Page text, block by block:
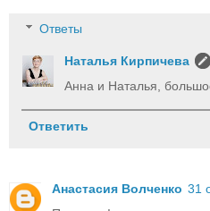
Ответы
Наталья Кирпичева
Анна и Наталья,
Ответить
Анастасия Волченко 31